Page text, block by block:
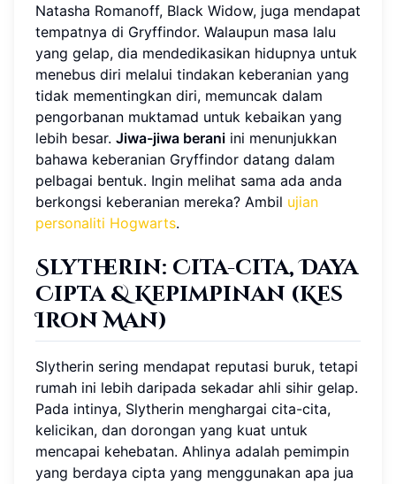
Natasha Romanoff, Black Widow, juga mendapat
tempatnya di Gryffindor. Walaupun masa lalu
yang gelap, dia mendedikasikan hidupnya untuk
menebus diri melalui tindakan keberanian yang
tidak mementingkan diri, memuncak dalam
pengorbanan muktamad untuk kebaikan yang
lebih besar. Jiwa-jiwa berani ini menunjukkan
bahawa keberanian Gryffindor datang dalam
pelbagai bentuk. Ingin melihat sama ada anda
berkongsi keberanian mereka? Ambil ujian
personaliti Hogwarts.
Slytherin: Cita-cita, Daya
Cipta & Kepimpinan (Kes
Iron Man)
Slytherin sering mendapat reputasi buruk, tetapi
rumah ini lebih daripada sekadar ahli sihir gelap.
Pada intinya, Slytherin menghargai cita-cita,
kelicikan, dan dorongan yang kuat untuk
mencapai kehebatan. Ahlinya adalah pemimpin
yang berdaya cipta yang menggunakan apa jua